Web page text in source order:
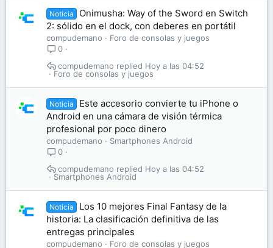
Noticia
Onimusha: Way of the Sword en Switch
2: sólido en el dock, con deberes en portátil
compudemano
Foro de consolas y juegos
0
Foro de consolas y juegos
Hoy a las 04:52
compudemano
Noticia
Este accesorio convierte tu iPhone o
Android en una cámara de visión térmica
profesional por poco dinero
compudemano
Smartphones Android
0
Smartphones Android
Hoy a las 04:52
compudemano
Noticia
Los 10 mejores Final Fantasy de la
historia: La clasificación definitiva de las
entregas principales
compudemano
Foro de consolas y juegos